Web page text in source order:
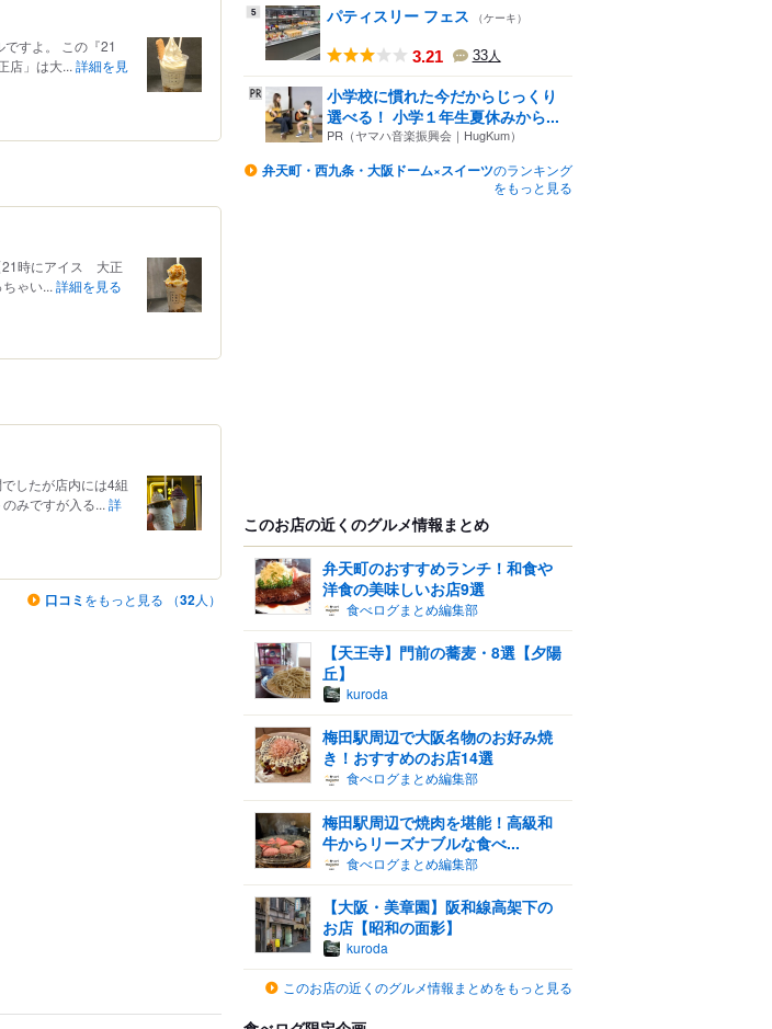
すよ。 この『21
店」は大... 詳細を見
21時にアイス 大正
ゃい... 詳細を見る
したが店内には4組
みですが入る... 詳
口コミ をもっと見る （32人）
5 パティスリー フェス （ケーキ）
3.21 33人
小学校に慣れた今だからじっくり
選べる！ 小学１年生夏休みから...
PR（ヤマハ音楽振興会｜HugKum）
弁天町・西九条・大阪ドーム×スイーツのランキング
をもっと見る
このお店の近くのグルメ情報まとめ
弁天町のおすすめランチ！和食や
洋食の美味しいお店9選
食べログまとめ編集部
【天王寺】門前の蕎麦・8選【夕陽
丘】
kuroda
梅田駅周辺で大阪名物のお好み焼
き！おすすめのお店14選
食べログまとめ編集部
梅田駅周辺で焼肉を堪能！高級和
牛からリーズナブルな食べ...
食べログまとめ編集部
【大阪・美章園】阪和線高架下の
お店【昭和の面影】
kuroda
このお店の近くのグルメ情報まとめをもっと見る